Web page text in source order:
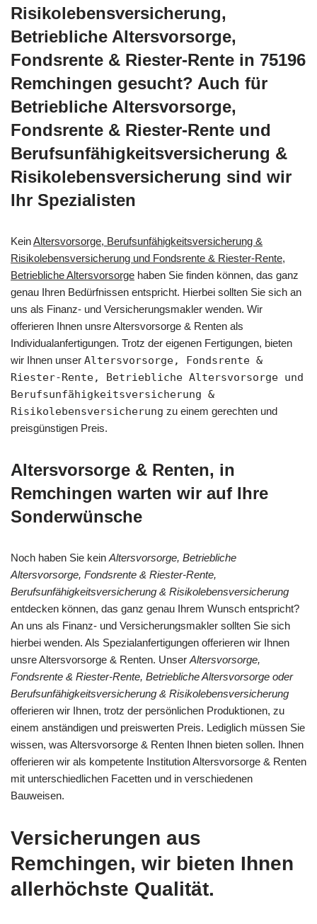
Risikolebensversicherung,
Betriebliche Altersvorsorge,
Fondsrente & Riester-Rente in 75196
Remchingen gesucht? Auch für
Betriebliche Altersvorsorge,
Fondsrente & Riester-Rente und
Berufsunfähigkeitsversicherung &
Risikolebensversicherung sind wir
Ihr Spezialisten
KeinAltersvorsorge, Berufsunfähigkeitsversicherung &
Risikolebensversicherung und Fondsrente & Riester-Rente,
Betriebliche Altersvorsorge haben Sie finden können, das ganz
genau Ihren Bedürfnissen entspricht. Hierbei sollten Sie sich an
uns als Finanz- und Versicherungsmakler wenden. Wir
offerieren Ihnen unsre Altersvorsorge & Renten als
Individualanfertigungen. Trotz der eigenen Fertigungen, bieten
wir Ihnen unser Altersvorsorge, Fondsrente &
Riester-Rente, Betriebliche Altersvorsorge und
Berufsunfähigkeitsversicherung &
Risikolebensversicherung zu einem gerechten und
preisgünstigen Preis.
Altersvorsorge & Renten, in
Remchingen warten wir auf Ihre
Sonderwünsche
Noch haben Sie kein Altersvorsorge, Betriebliche
Altersvorsorge, Fondsrente & Riester-Rente,
Berufsunfähigkeitsversicherung & Risikolebensversicherung
entdecken können, das ganz genau Ihrem Wunsch entspricht?
An uns als Finanz- und Versicherungsmakler sollten Sie sich
hierbei wenden. Als Spezialanfertigungen offerieren wir Ihnen
unsre Altersvorsorge & Renten. Unser Altersvorsorge,
Fondsrente & Riester-Rente, Betriebliche Altersvorsorge oder
Berufsunfähigkeitsversicherung & Risikolebensversicherung
offerieren wir Ihnen, trotz der persönlichen Produktionen, zu
einem anständigen und preiswerten Preis. Lediglich müssen Sie
wissen, was Altersvorsorge & Renten Ihnen bieten sollen. Ihnen
offerieren wir als kompetente Institution Altersvorsorge & Renten
mit unterschiedlichen Facetten und in verschiedenen
Bauweisen.
Versicherungen aus
Remchingen, wir bieten Ihnen
allerhöchste Qualität.